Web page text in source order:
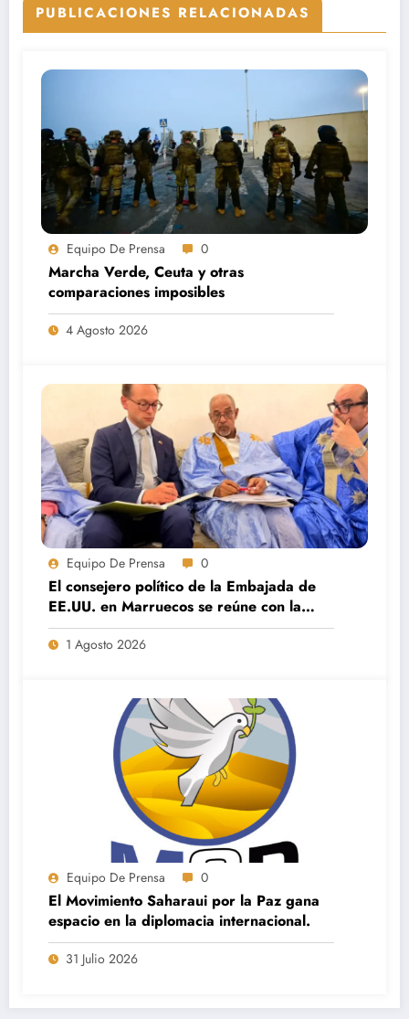
PUBLICACIONES RELACIONADAS
Equipo De Prensa 0
Marcha Verde, Ceuta y otras
comparaciones imposibles
4 Agosto 2026
Equipo De Prensa 0
El consejero político de la Embajada de
EE.UU. en Marruecos se reúne con la
dirección de Saharauis por la Paz en El
Aaiún1 Agosto 2026
Equipo De Prensa 0
El Movimiento Saharaui por la Paz gana
espacio en la diplomacia internacional.
31 Julio 2026